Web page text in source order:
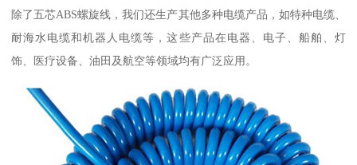
除了五芯ABS螺旋线，我们还生产其他多种电缆产品，如特种电缆、
耐海水电缆和机器人电缆等，这些产品在电器、电子、船舶、灯
饰、医疗设备、油田及航空等领域均有广泛应用。